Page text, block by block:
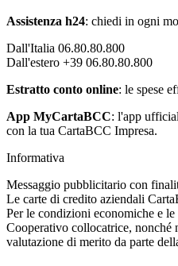
Assistenza h24: chiedi in ogni
Dall'Italia 06.80.80.800
Dall'estero +39 06.80.80.800
Estratto conto online: le spese
App MyCartaBCC: l'app
con la tua CartaBCC Impresa.
Informativa
Messaggio pubblicitario con
Le carte di credito aziendali
Per le condizioni economiche e
Cooperativo collocatrice, nonché
valutazione di merito da parte